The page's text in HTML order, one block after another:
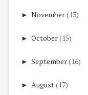
► November(13)
► October(15)
► September(16)
► August(17)